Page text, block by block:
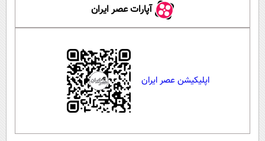
آپارات عصر ایران
اپلیکیشن عصر ایران